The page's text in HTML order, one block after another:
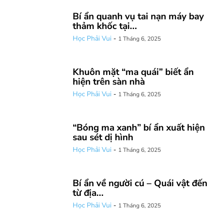
Bí ẩn quanh vụ tai nạn máy bay
thảm khốc tại...
Học Phải Vui - 1 Tháng 6, 2025
Khuôn mặt “ma quái” biết ẩn
hiện trên sàn nhà
Học Phải Vui - 1 Tháng 6, 2025
“Bóng ma xanh” bí ẩn xuất hiện
sau sét dị hình
Học Phải Vui - 1 Tháng 6, 2025
Bí ẩn về người cú – Quái vật đến
từ địa...
Học Phải Vui - 1 Tháng 6, 2025